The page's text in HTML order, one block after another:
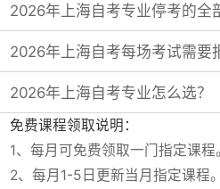
2026年上海自考专业停考的全
2026年上海自考每场考试需要
2026年上海自考专业怎么选？
免费课程领取说明：
1、每月可免费领取一门指定课程
2、每月1-5日更新当月指定课程。